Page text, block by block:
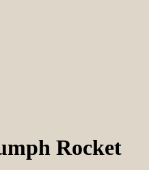
Rocket